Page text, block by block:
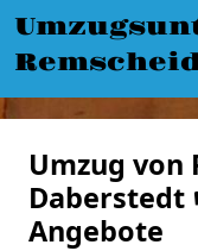
Umzug von
Daberstedt
Angebote